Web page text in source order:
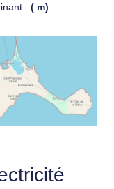
: ( m)